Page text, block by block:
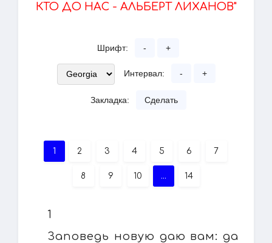
КТО ДО НАС - АЛЬБЕРТ ЛИХАНОВ"
Шрифт: - +
Интервал: - +
Закладка: Сделать
1 2 3 4 5 6 7
8 9 10 ... 14
1
Заповедь новую даю вам: да